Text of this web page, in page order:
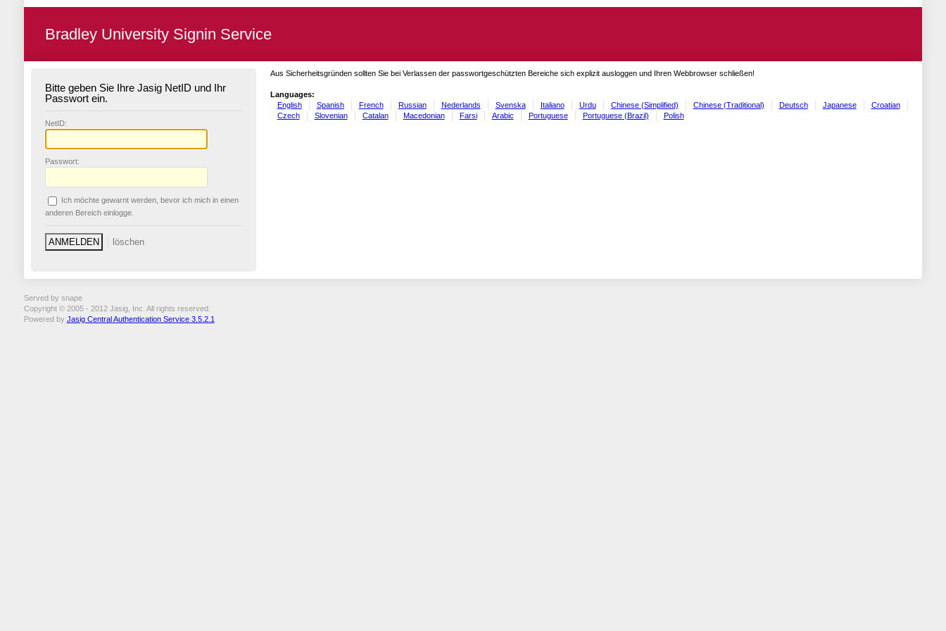
Bradley University Signin Service
Bitte geben Sie Ihre Jasig NetID und Ihr
Passwort ein.
NetID:
Passwort:
Ich möchte gewarnt werden, bevor ich mich in einen
anderen Bereich einlogge.
Aus Sicherheitsgründen sollten Sie bei Verlassen der passwortgeschützten Bereiche sich explizit ausloggen und Ihren Webbrowser schließen!
Languages:
English
Spanish French Russian Nederlands Svenska Italiano Urdu Chinese (Simplified) Chinese (Traditional) Deutsch Japanese
Croatian
Czech
Slovenian Catalan Macedonian Farsi Arabic Portuguese Portuguese (Brazil) Polish
Served by snape
Copyright © 2005 - 2012 Jasig, Inc. All rights reserved.
Powered by Jasig Central Authentication Service 3.5.2.1